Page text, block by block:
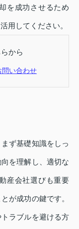
を成功させるため
用してください。
から
問い合わせ
ず基礎知識をしっ
を理解し、適切な
産会社選びも重要
が成功の鍵です。
ラブルを避ける方